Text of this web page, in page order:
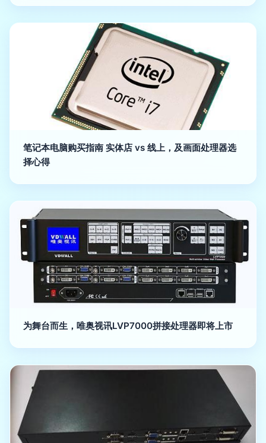
笔记本电脑购买指南 实体店 vs 线上，及画面处理器选
择心得
为舞台而生，唯奥视讯LVP7000拼接处理器即将上市